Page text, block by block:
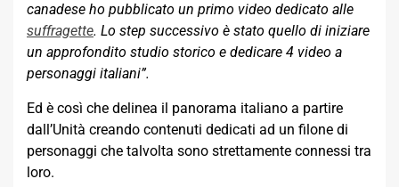
canadese ho pubblicato un primo video dedicato alle
suffragette. Lo step successivo è stato quello di iniziare
un approfondito studio storico e dedicare 4 video a
personaggi italiani”.
Ed è così che delinea il panorama italiano a partire
dall’Unità creando contenuti dedicati ad un filone di
personaggi che talvolta sono strettamente connessi tra
loro.